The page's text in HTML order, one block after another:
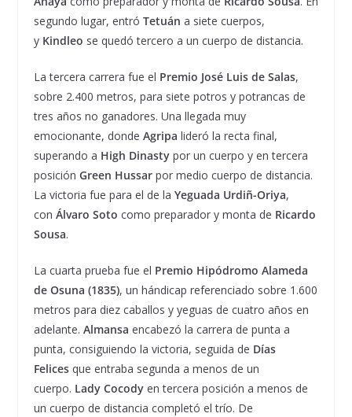
segundo lugar, entró Tetuán a siete cuerpos,
y Kindleo se quedó tercero a un cuerpo de distancia.
La tercera carrera fue el Premio José Luis de Salas,
sobre 2.400 metros, para siete potros y potrancas de
tres años no ganadores. Una llegada muy
emocionante, donde Agripa lideró la recta final,
superando a High Dinastypor un cuerpo y en tercera
posición Green Hussarpor medio cuerpo de distancia.
La victoria fue para el de la Yeguada Urdiñ-Oriya,
con Álvaro Soto como preparador y monta de Ricardo
Sousa.
La cuarta prueba fue el Premio Hipódromo Alameda
de Osuna (1835), un hándicap referenciado sobre 1.600
metros para diez caballos y yeguas de cuatro años en
adelante. Almansa encabezó la carrera de punta a
punta, consiguiendo la victoria, seguida de Días
Felicesque entraba segunda a menos de un
cuerpo. Lady Cocodyen tercera posición a menos de
un cuerpo de distancia completó el trío. De